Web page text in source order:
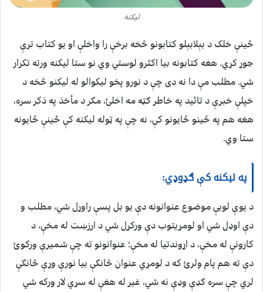
لیکنه
ځینې خلک د بېلابېلو کتابونو څخه برخې را واخلې او یو کتاب ترې
جوړ کړي. هغه کتابونه بیا اکثرو لوستي وي نو ستا لیکنه ورته تکرار
شي. مطلب مې دا نه دی چې د نورو پخو لیکوالو له لیکنو څخه د
خپلې خبرې د تائید په خاطر ګټه مه اخلئ، مګر د مأخذ په ذکر سره،
هغه هم په ځینو ځایونو کې، نه چې په ټوله لیکنه کې ځینې ځایونه
ستا وي.
په لیکنه کې ګډوډي:
د یوې لويې موضوع عنوانونه دې یو بل پسې راوړل شي، مطلب و
دې اوډل شي او لومړیتوب دې ورکړل شي د ارزښت له مخې، د
کارونې له مخې، د اړوندتیا له مخې؛ عنوانونو ته چې شمیرې ورکوئ
دې ته هم پام ولرئ که د لومړي عنوان څانګې بیا نورې وړې څانګې
لري چې سره ګډې وډې نه شي، غیر له هغې له سړي لار ورکه شي